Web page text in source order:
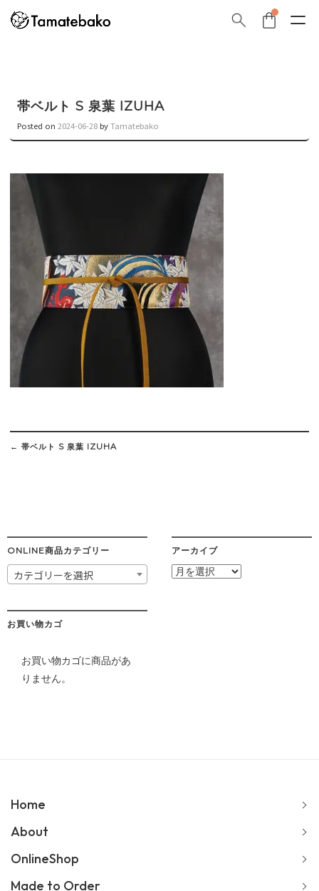
帯ベルト S 泉葉 IZUHA
Posted on 2024-06-28 byTamatebako
Post
navigation
← 帯ベルト S 泉葉 IZUHA
ONLINE商品カテゴリー
カテゴリーを選択
アーカイブ
ア
お買い物カゴ
お買い物カゴに商品があ
りません。
Home
About
OnlineShop
Made to Order